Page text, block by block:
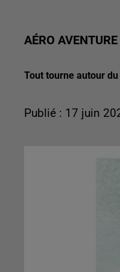
AÉRO
Tout tourne autour
Publié : 17 juin